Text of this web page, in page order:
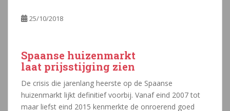
25/10/2018
Spaanse huizenmarkt
laat prijsstijging zien
De crisis die jarenlang heerste op de Spaanse
huizenmarkt lijkt definitief voorbij. Vanaf eind 2007 tot
maar liefst eind 2015 kenmerkte de onroerend goed